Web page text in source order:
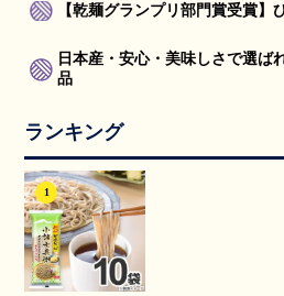
【乾麺グランプリ部門賞受賞】
日本産・安心・美味しさで選ば
品
ランキング
1